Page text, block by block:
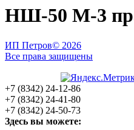
НШ-50 М-3
ИП Петров© 2026
Все права защищены
+7 (8342) 24-12-86
+7 (8342) 24-41-80
+7 (8342) 24-50-73
Здесь вы можете: